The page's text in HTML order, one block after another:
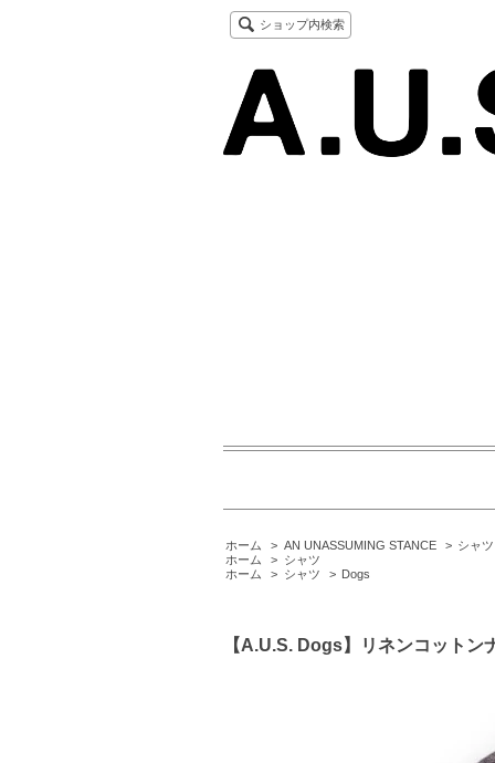
ショップ内検索
ホーム > AN UNASSUMING STANCE > シャツ
ホーム
> シャツ
ホーム
> シャツ > Dogs
【A.U.S. Dogs】リネンコット